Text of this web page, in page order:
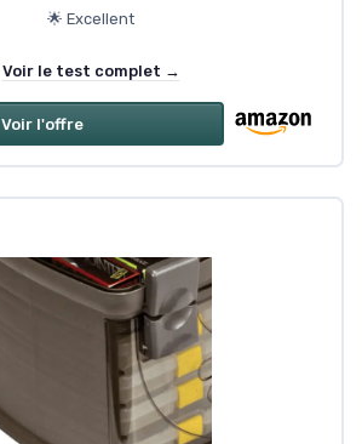
🌟 Excellent
Voir le test complet →
Voir l'offre